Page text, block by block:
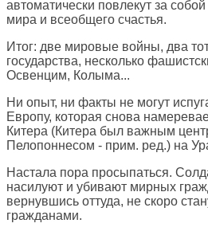
автоматически повлекут за
мира и всеобщего счастья.
Итог: две мировые войны, два
государства, несколько
Освенцим, Колыма...
Ни опыт, ни факты не могут
Европу, которая снова
Китера (Китера был важным
Пелопоннесом - прим. ред.) на
Настала пора просыпаться.
насилуют и убивают мирных
вернувшись оттуда, не скоро
гражданами.